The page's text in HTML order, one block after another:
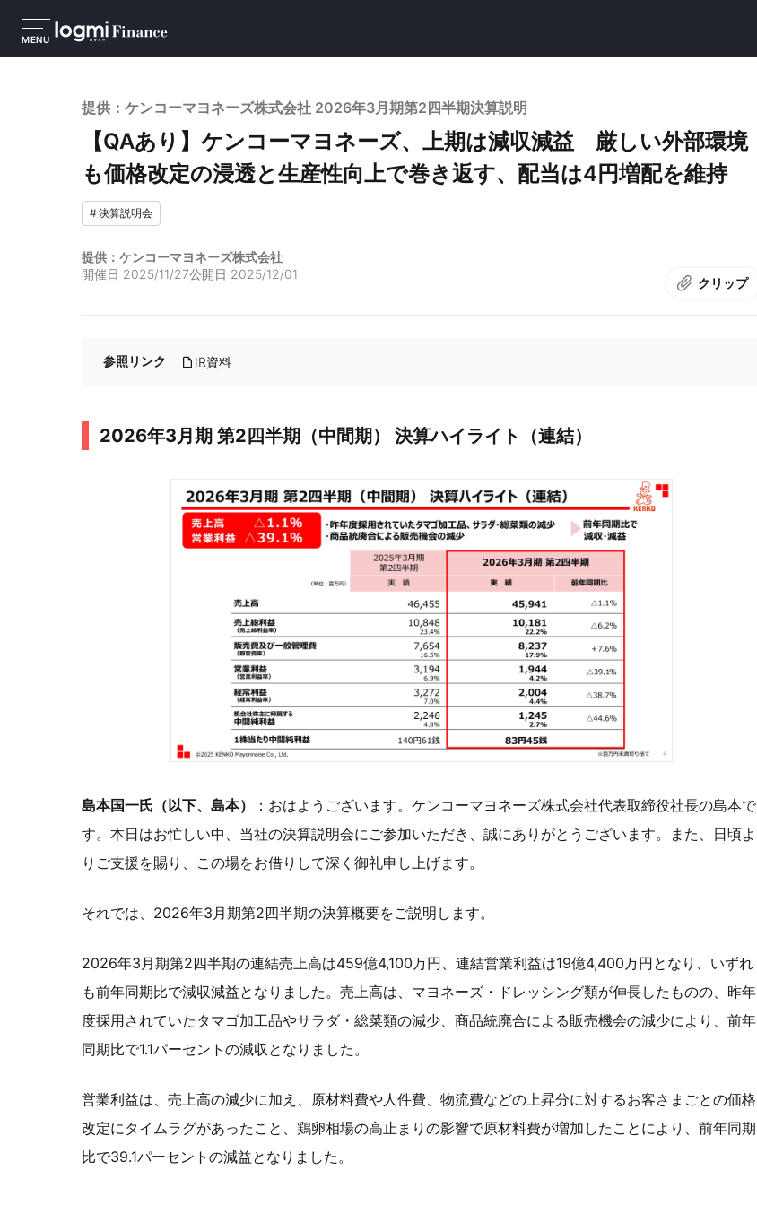
MENU
提供：ケンコーマヨネーズ株式会社 2026年3月期第2四半期決算説明
【QAあり】ケンコーマヨネーズ、上期は減収減益 厳しい外部環境
も価格改定の浸透と生産性向上で巻き返す、配当は4円増配を維持
#決算説明会
提供：ケンコーマヨネーズ株式会社
開催日 2025/11/27公開日 2025/12/01
クリップ
参照リンク IR資料
2026年3月期 第2四半期（中間期） 決算ハイライト（連結）
島本国一氏（以下、島本）
：おはようございます。ケンコーマヨネーズ株式会社代表取締役社長の島本で
す。本日はお忙しい中、当社の決算説明会にご参加いただき、誠にありがとうございます。また、日頃よ
りご支援を賜り、この場をお借りして深く御礼申し上げます。
それでは、2026年3月期第2四半期の決算概要をご説明します。
2026年3月期第2四半期の連結売上高は459億4,100万円、連結営業利益は19億4,400万円となり、いずれ
も前年同期比で減収減益となりました。売上高は、マヨネーズ・ドレッシング類が伸長したものの、昨年
度採用されていたタマゴ加工品やサラダ・総菜類の減少、商品統廃合による販売機会の減少により、前年
同期比で1.1パーセントの減収となりました。
営業利益は、売上高の減少に加え、原材料費や人件費、物流費などの上昇分に対するお客さまごとの価格
改定にタイムラグがあったこと、鶏卵相場の高止まりの影響で原材料費が増加したことにより、前年同期
比で39.1パーセントの減益となりました。